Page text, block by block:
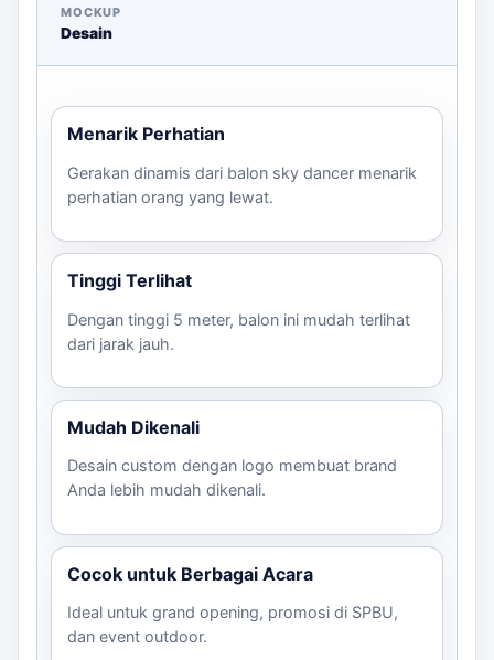
Siapkan file desain logo dalam format yang
dari jalan.
Informasikan deadline pemasangan dan lokasi
pengiriman.
dapat memastikan bahwa balon sky dancer Anda akan
berfungsi maksimal dalam menarik perhatian pelanggan.
Untuk pertanyaan lebih lanjut dan estimasi harga, jangan
ragu untuk
menghubungi kami
MOCKUP
Desain
Menarik Perhatian
Gerakan dinamis dari balon sky dancer menarik
perhatian orang yang lewat.
Tinggi Terlihat
Dengan tinggi 5 meter, balon ini mudah terlihat
dari jarak jauh.
Mudah Dikenali
Desain custom dengan logo membuat brand
Anda lebih mudah dikenali.
Cocok untuk Berbagai Acara
Ideal untuk grand opening, promosi di SPBU,
dan event outdoor.